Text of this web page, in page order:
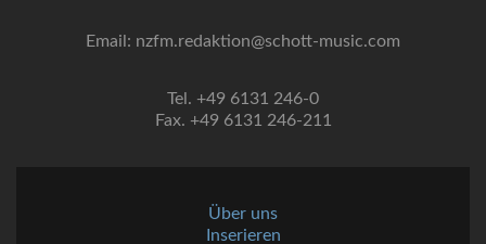
Email: nzfm.redaktion@schott-music.com
Tel. +49 6131 246-0
Fax. +49 6131 246-211
Über uns
Inserieren